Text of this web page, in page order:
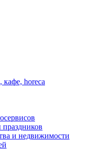
кафе, horeca
и недвижимости